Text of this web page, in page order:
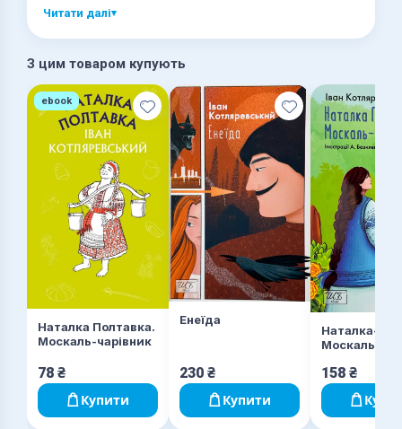
Читати далі▾
З цим товаром купують
ebook
Наталка Полтавка.
Москаль-чарівник
78 ₴
Купити
Енеїда
230 ₴
Купити
Наталка-
Москаль-
158 ₴